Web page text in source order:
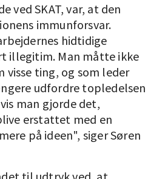
ved SKAT, var, at den
immunforsvar.
hidtidige
illegitim. Man måtte ikke
visse ting, og som leder
udfordre topledelsen
man gjorde det,
erstattet med en
på ideen", siger Søren